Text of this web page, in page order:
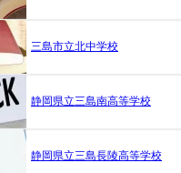
三島市立北中学校
静岡県立三島南高等学校
静岡県立三島長陵高等学校